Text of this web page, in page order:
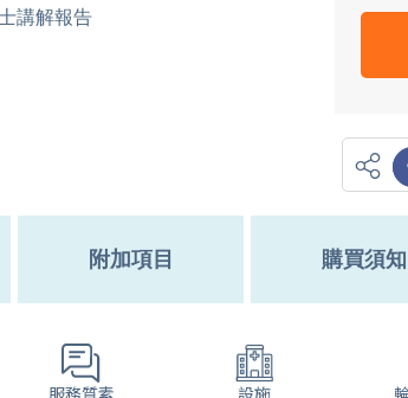
講解報告
附加項目 購買須知
服務質素 設施